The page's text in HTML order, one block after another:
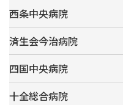
西条中央病院
済生会今治病院
四国中央病院
十全総合病院